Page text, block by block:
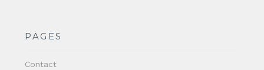
PAGES
Contact